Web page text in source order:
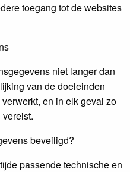
toegang tot de websites
niet langer dan
van de doeleinden
en in elk geval zo
beveiligd?
passende technische en